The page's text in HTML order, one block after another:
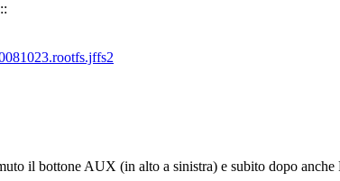
il bottone AUX (in alto a sinistra) e subito dopo